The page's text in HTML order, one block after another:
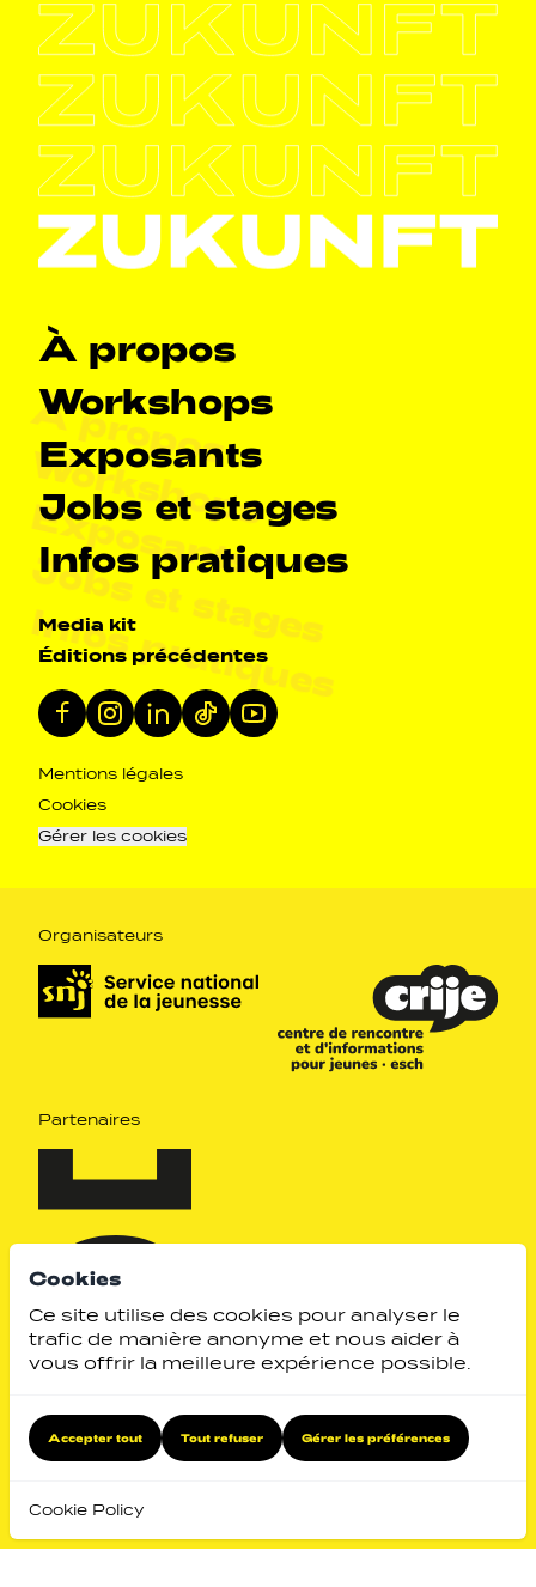
Cookies
Ce site utilise des cookies pour analyser le
trafic de manière anonyme et nous aider à
vous offrir la meilleure expérience possible.
Accepter tout Tout refuser Gérer les préférences
Cookie Policy
Navigation principale
À propos
À propos
Workshops
Workshops
Exposants
Exposants
Jobs et stages
Jobs et stages
Infos pratiques
Infos pratiques
Navigation secondarie
Media kit
Éditions précédentes
Réseaux sociaux
Facebook
Instagram
Linkedin
TiktokYoutube
Navigation pied de page
Mentions légales
Cookies
Gérer les cookies
Organisateurs
Partenaires
Identity by Website by